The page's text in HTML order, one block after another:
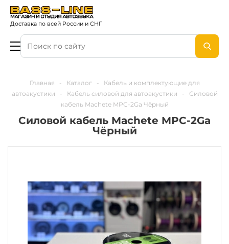
Доставка по всей России и СНГ
Главная - Каталог -
Кабель и комплектующие для
автоакустики
- Кабель силовой для автоакустики -
Силовой
кабель Machete MPC-2Ga Чёрный
Силовой кабель Machete MPC-2Ga
Чёрный